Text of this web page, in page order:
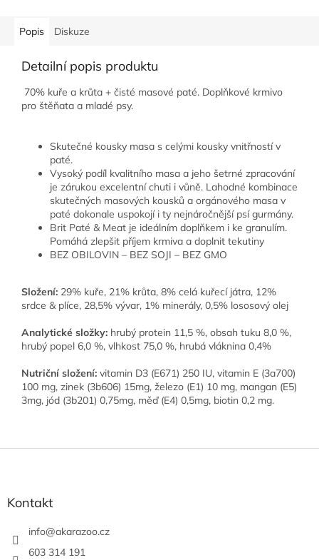
Popis Diskuze
Detailní popis produktu
70% kuře a krůta + čisté masové paté. Doplňkové krmivo
pro štěňata a mladé psy.
Skutečné kousky masa s celými kousky vnitřností v
paté.
Vysoký podíl kvalitního masa a jeho šetrné zpracování
je zárukou excelentní chuti i vůně. Lahodné kombinace
skutečných masových kousků a orgánového masa v
paté dokonale uspokojí i ty nejnáročnější psí gurmány.
Brit Paté & Meat je ideálním doplňkem i ke granulím.
Pomáhá zlepšit příjem krmiva a doplnit tekutiny
BEZ OBILOVIN – BEZ SOJI – BEZ GMO
Složení: 29% kuře, 21% krůta, 8% celá kuřecí játra, 12%
srdce & plíce, 28,5% vývar, 1% minerály, 0,5% lososový olej
Analytické složky: hrubý protein 11,5 %, obsah tuku 8,0 %,
hrubý popel 6,0 %, vlhkost 75,0 %, hrubá vláknina 0,4%
Nutriční složení: vitamin D3 (E671) 250 IU, vitamin E (3a700)
100 mg, zinek (3b606) 15mg, železo (E1) 10 mg, mangan (E5)
3mg, jód (3b201) 0,75mg, měď (E4) 0,5mg, biotin 0,2 mg.
Kontakt
info@akarazoo.cz
603 314 191